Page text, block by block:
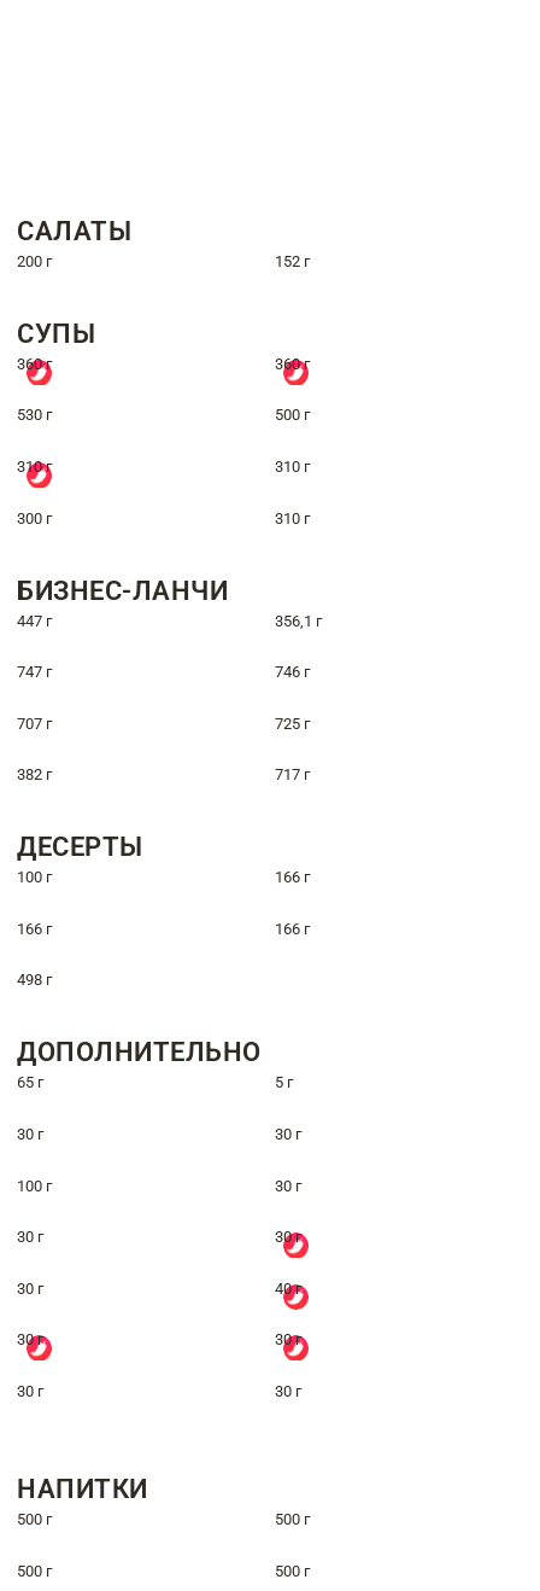
САЛАТЫ
200 г 152 г
СУПЫ
360 г 360 г
530 г 500 г
310 г 310 г
300 г 310 г
БИЗНЕС-ЛАНЧИ
447 г 356,1 г
747 г 746 г
707 г 725 г
382 г 717 г
ДЕСЕРТЫ
100 г 166 г
166 г 166 г
498 г
ДОПОЛНИТЕЛЬНО
65 г 5 г
30 г 30 г
100 г 30 г
30 г 30 г
30 г 40 г
30 г 30 г
30 г 30 г
НАПИТКИ
500 г 500 г
500 г 500 г